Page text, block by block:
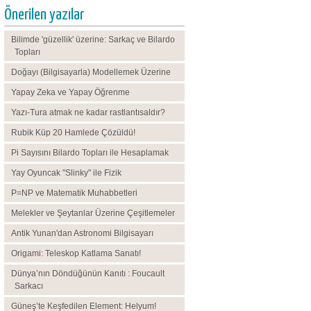
Önerilen yazılar
Bilimde 'güzellik' üzerine: Sarkaç ve Bilardo
Topları
Doğayı (Bilgisayarla) Modellemek Üzerine
Yapay Zeka ve Yapay Öğrenme
Yazı-Tura atmak ne kadar rastlantısaldır?
Rubik Küp 20 Hamlede Çözüldü!
Pi Sayısını Bilardo Topları ile Hesaplamak
Yay Oyuncak "Slinky" ile Fizik
P=NP ve Matematik Muhabbetleri
Melekler ve Şeytanlar Üzerine Çeşitlemeler
Antik Yunan'dan Astronomi Bilgisayarı
Origami: Teleskop Katlama Sanatı!
Dünya’nın Döndüğünün Kanıtı : Foucault
Sarkacı
Güneş’te Keşfedilen Element: Helyum!